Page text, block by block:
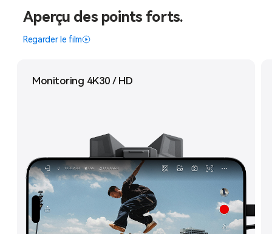
Aperçu des points forts.
Regarder le film
Monitoring 4K30 / HD